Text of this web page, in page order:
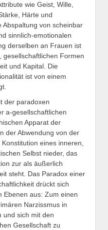
wie Geist, Wille,
Härte und
Abspaltung von scheinbar
sinnlich-emotionalen
derselben an Frauen ist
Formen
und Kapital. Die
ist von einem
der paradoxen
a-gesellschaftlichen
Apparat der
der Abwendung von der
eines inneren,
Selbst nieder, das
zur als äußerlich
steht. Das Paradox einer
drückt sich
Ebenen aus: Zum einen
Narzissmus in
und sich mit den
Gesellschaft zu